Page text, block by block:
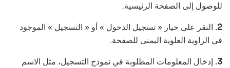
للوصول إلى الصفحة الرئيسية.
2. النقر على خيار « تسجيل الدخول » أو « التسجيل » الموجود
في الزاوية العلوية اليمنى للصفحة.
3. إدخال المعلومات المطلوبة في نموذج التسجيل، مثل الاسم